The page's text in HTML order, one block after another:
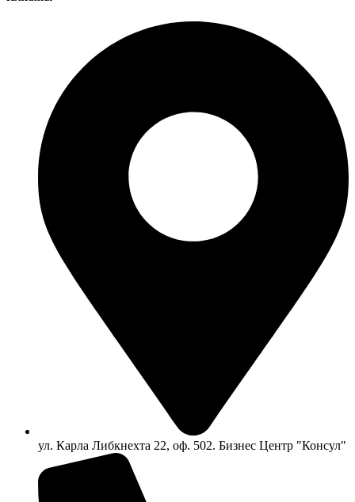
ул. Карла Либкнехта 22, оф. 502. Бизнес Центр "Консул"